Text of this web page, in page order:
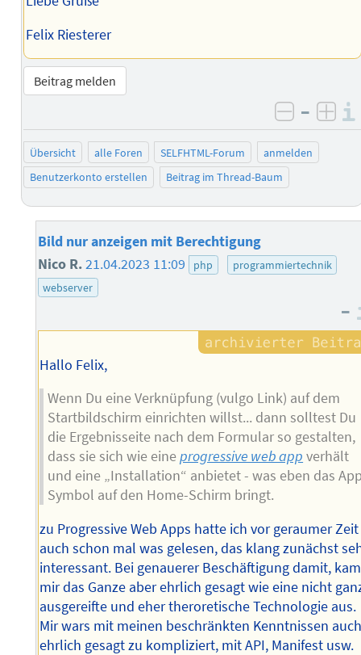
Felix Riesterer
Beitrag melden
negativ
–
Übersicht alle Foren SELFHTML-Forum
anmelden
Benutzerkonto erstellen
Beitrag im Thread-Baum
Bild nur anzeigen mit Berechtigung
Nico R.21.04.2023 11:09 php
programmiertechnik
webserver
–
Hallo Felix,
Wenn Du eine Verknüpfung (vulgo Link) auf dem
Startbildschirm einrichten willst... dann solltest Du
die Ergebnisseite nach dem Formular so gestalten,
dass sie sich wie eineprogressive web app verhält
und eine „Installation“ anbietet - was eben das
Symbol auf den Home-Schirm bringt.
zu Progressive Web Apps hatte ich vor geraumer Zeit
auch schon mal was gelesen, das klang zunächst
interessant. Bei genauerer Beschäftigung damit, kam
mir das Ganze aber ehrlich gesagt wie eine nicht
ausgereifte und eher theroretische Technologie aus.
Mir wars mit meinen beschränkten Kenntnissen
ehrlich gesagt zu kompliziert, mit API, Manifest usw.